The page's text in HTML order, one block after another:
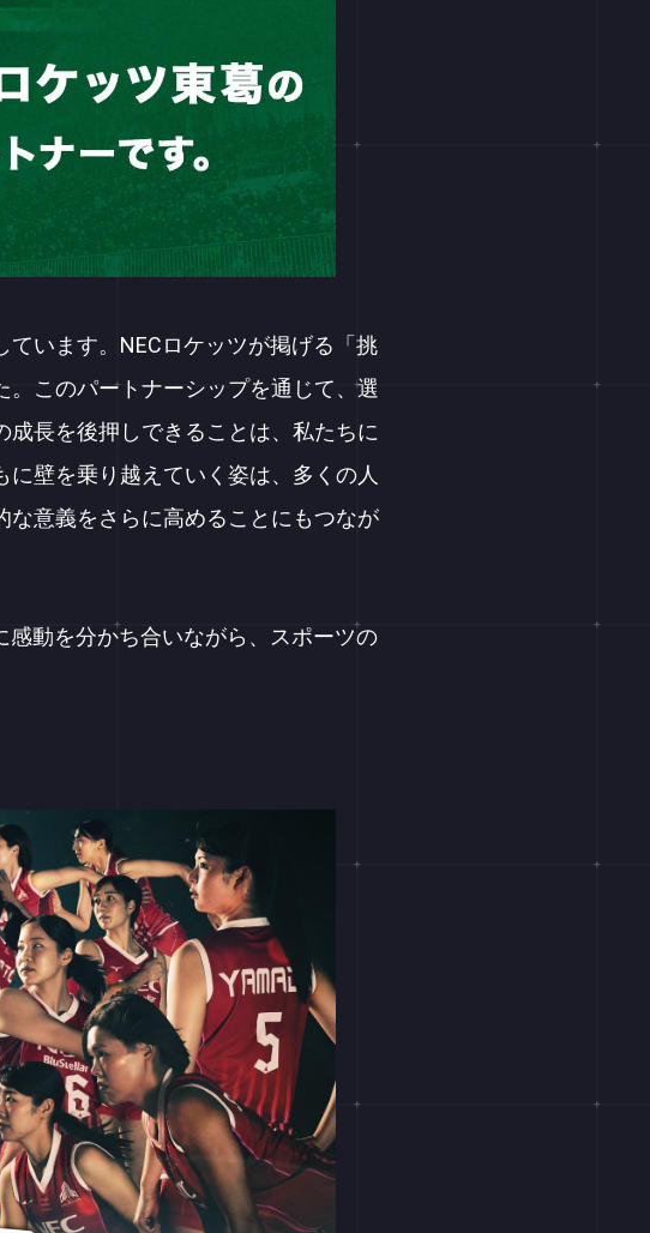
います。NECロケッツが掲げる「挑
このパートナーシップを通じて、選
長を後押しできることは、私たちに
壁を乗り越えていく姿は、多くの人
意義をさらに高めることにもつなが
動を分かち合いながら、スポーツの